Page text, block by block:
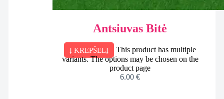
Antsiuvas Bitė
Į KREPŠELĮ
This product has multiple
variants. The options may be chosen on the
product page
6.00 €